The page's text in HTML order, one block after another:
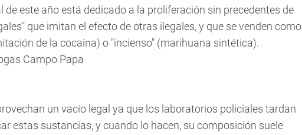
de este año está dedicado a la proliferación sin precedentes de
que imitan el efecto de otras ilegales, y que se venden como
de la cocaína) o "incienso" (marihuana sintética).
un vacío legal ya que los laboratorios policiales tardan
estas sustancias, y cuando lo hacen, su composición suele